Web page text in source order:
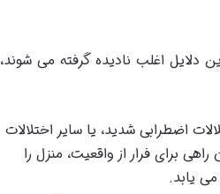
دلایل اغلب نادیده گرفته می شوند،
اضطرابی شدید، یا سایر اختلالات
برای فرار از واقعیت، منزل را
یابد.